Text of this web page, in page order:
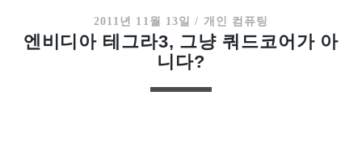
2011년 11월 13일 / 개인 컴퓨팅
엔비디아 테그라3, 그냥 쿼드코어가 아
니다?